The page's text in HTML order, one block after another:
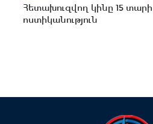
Հետախուզվող կինը 15
ոստիկանություն